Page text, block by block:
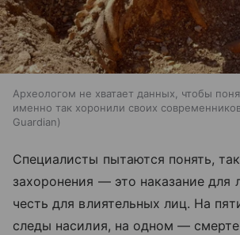
Археологом не хватает данных, чтобы
именно так хоронили своих
Guardian
Специалисты пытаются понять,
захоронения — это наказание для
честь для влиятельных лиц. На
следы насилия, на одном —